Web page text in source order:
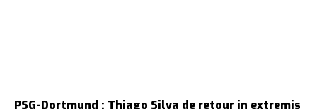
PSG-Dortmund : Thiago Silva de retour in extremis